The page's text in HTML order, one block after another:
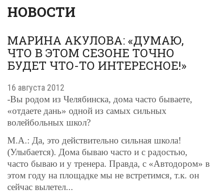
НОВОСТИ
МАРИНА АКУЛОВА: «ДУМАЮ,
ЧТО В ЭТОМ СЕЗОНЕ ТОЧНО
БУДЕТ ЧТО-ТО ИНТЕРЕСНОЕ!»
16 августа 2012
-Вы родом из Челябинска, дома часто бываете,
«отдаете дань» одной из самых сильных
волейбольных школ?
М.А.: Да, это действительно сильная школа!
(Улыбается). Дома бываю часто и с радостью,
часто бываю и у тренера. Правда, с «Автодором» в
этом году на площадке мы не встретимся, т.к. он
сейчас вылетел...